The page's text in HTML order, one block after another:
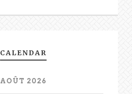
CALENDAR
AOÛT 2026